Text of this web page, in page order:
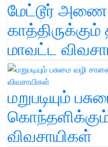
மேட்டூர் அணை
மாவட்ட
மறுபடியும்
விவசாயிகள்